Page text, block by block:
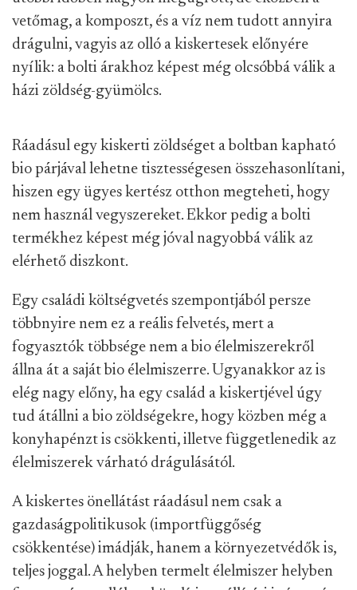
vetőmag, a komposzt, és a víz nem tudott annyira
drágulni, vagyis az olló a kiskertesek előnyére
nyílik: a bolti árakhoz képest még olcsóbbá válik a
házi zöldség-gyümölcs.
Ráadásul egy kiskerti zöldséget a boltban kapható
bio párjával lehetne tisztességesen összehasonlítani,
hiszen egy ügyes kertész otthon megteheti, hogy
nem használ vegyszereket. Ekkor pedig a bolti
termékhez képest még jóval nagyobbá válik az
elérhető diszkont.
Egy családi költségvetés szempontjából persze
többnyire nem ez a reális felvetés, mert a
fogyasztók többsége nem a bio élelmiszerekről
állna át a saját bio élelmiszerre. Ugyanakkor az is
elég nagy előny, ha egy család a kiskertjével úgy
tud átállni a bio zöldségekre, hogy közben még a
konyhapénzt is csökkenti, illetve függetlenedik az
élelmiszerek várható drágulásától.
A kiskertes önellátást ráadásul nem csak a
gazdaságpolitikusok (importfüggőség
csökkentése) imádják, hanem a környezetvédők is,
teljes joggal. A helyben termelt élelmiszer helyben